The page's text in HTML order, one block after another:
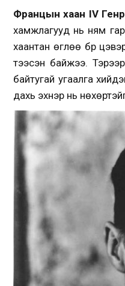
Францын хаан IV
хамжлагууд нь ням
хаантан өглөө бүр
тээсэн байжээ.
байтугай угаалга
дахь эхнэр нь